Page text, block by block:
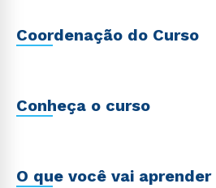
Coordenação do Curso
Conheça o curso
O que você vai aprender